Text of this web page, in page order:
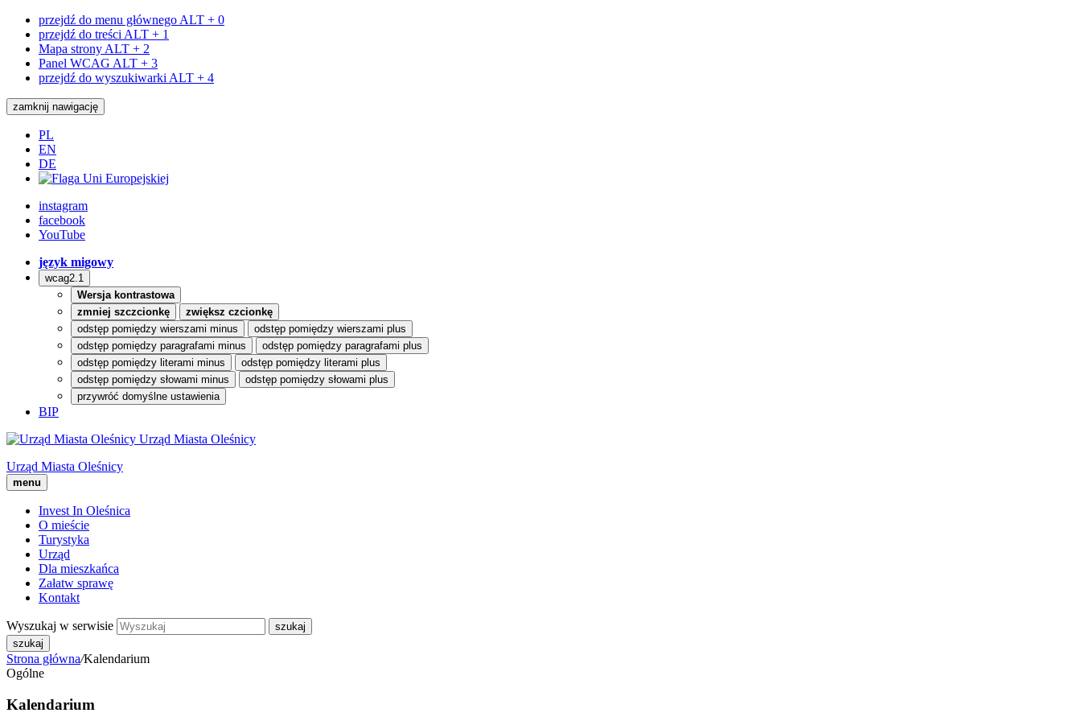
przejdź do menu głównego ALT + 0
przejdź do treści ALT + 1
Mapa strony ALT + 2
Panel WCAG ALT + 3
przejdź do wyszukiwarki ALT + 4
zamknij nawigację
PL
EN
DE
instagram
facebook
YouTube
język migowy
wcag2.1
Wersja kontrastowa
zmniej szczcionkę
zwiększ czcionkę
odstęp pomiędzy wierszami minus
odstęp pomiędzy wierszami plus
odstęp pomiędzy paragrafami minus
odstęp pomiędzy paragrafami plus
odstęp pomiędzy literami minus
odstęp pomiędzy literami plus
odstęp pomiędzy słowami minus
odstęp pomiędzy słowami plus
przywróć domyślne ustawienia
BIP
Urząd Miasta Oleśnicy
Urząd Miasta Oleśnicy
menu
Invest In Oleśnica
O mieście
Turystyka
Urząd
Dla mieszkańca
Załatw sprawę
Kontakt
Wyszukaj w serwisie
szukaj
Strona główna/Kalendarium
Ogólne
Kalendarium